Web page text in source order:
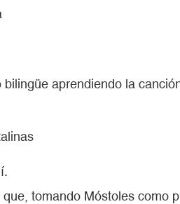
aprendiendo la
tomando Móstoles como